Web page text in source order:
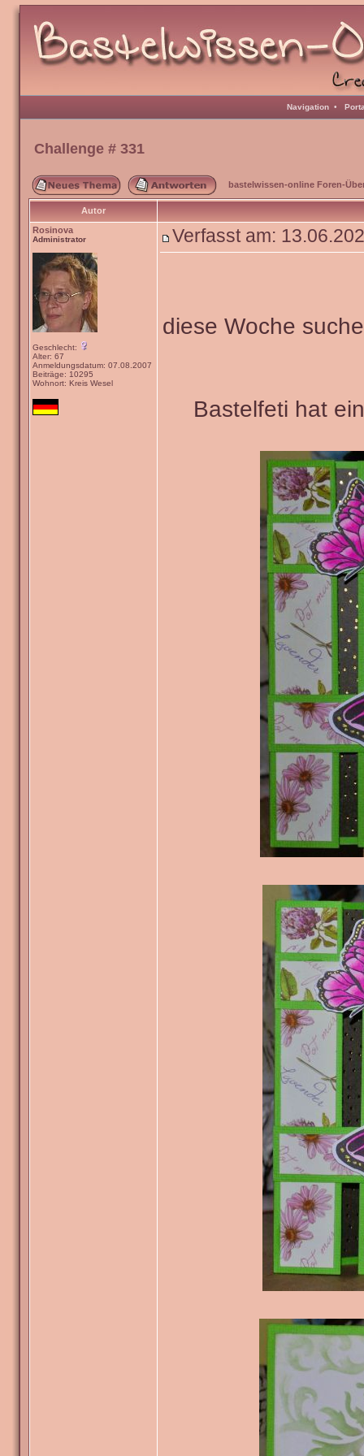
Navigation •
Challenge # 331
bastelwissen-online Foren-
Autor
Rosinova
Administrator
Geschlecht:
Alter: 67
Anmeldungsdatum: 07.08.2007
Beiträge: 10295
Wohnort: Kreis Wesel
Verfasst am:
diese Woche
Bastelfeti hat